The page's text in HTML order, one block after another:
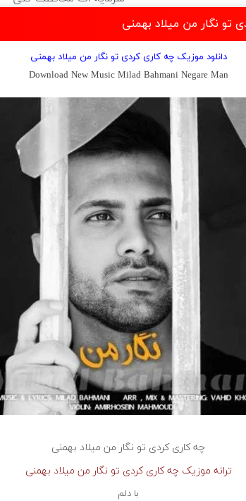
تو نگار من میلاد بهمنی
دانلود موزیک چه کاری کردی تو نگار من میلاد بهمنی
Download New Music Milad Bahmani Negare Man
چه کاری کردی تو نگار من میلاد بهمنی
ترانه موزیک چه کاری کردی تو نگار من میلاد بهمنی
با دلم